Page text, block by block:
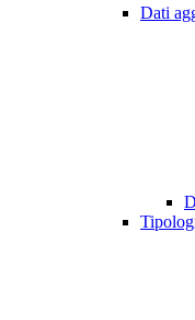
Dati